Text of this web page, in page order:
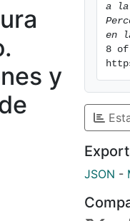
y
a la
en
8
JSON -